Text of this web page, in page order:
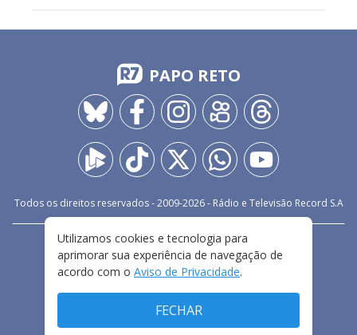
PAPO RETO
Todos os direitos reservados - 2009-2026- Rádio e Televisão Record S.A
FALE CONOSCO
PRIVACIDADE
TERMOS E CONDIÇÕES DE USO
Utilizamos cookies e tecnologia para
aprimorar sua experiência de navegação de
acordo com o Aviso de Privacidade.
FECHAR